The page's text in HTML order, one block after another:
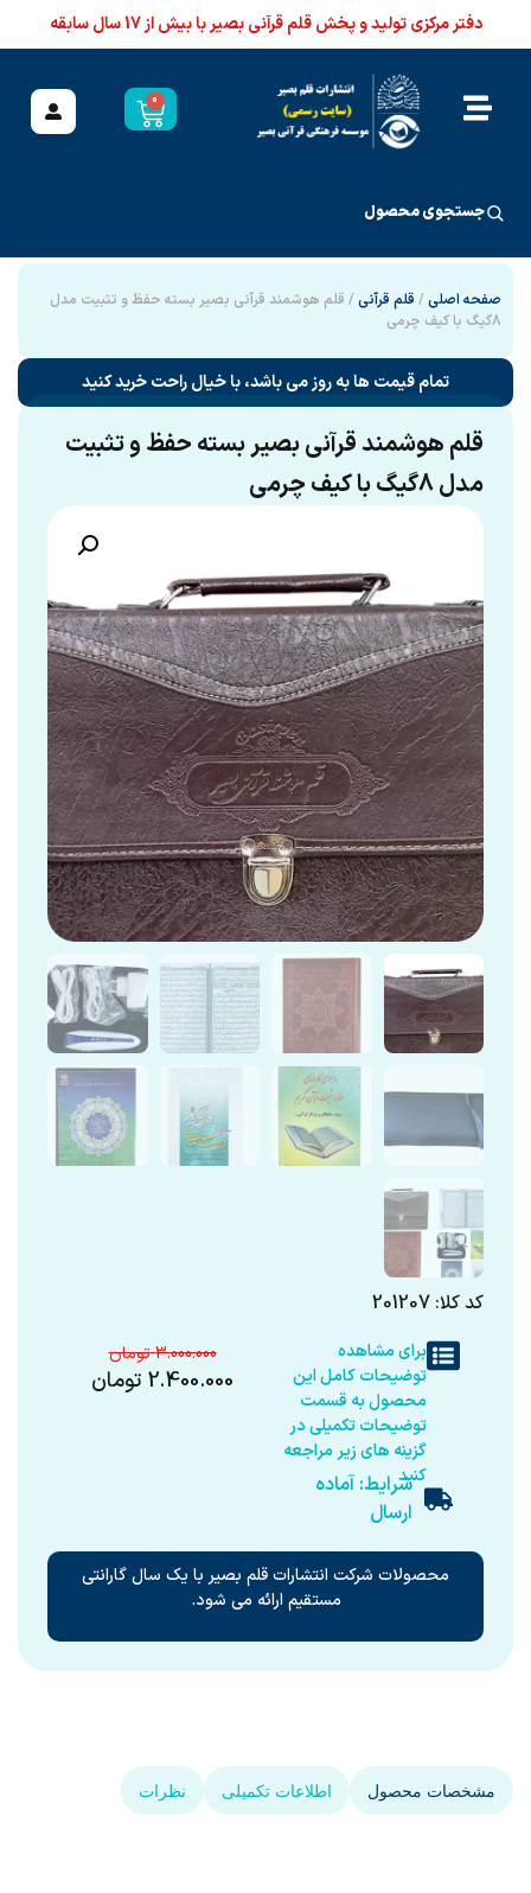
دفتر مرکزی تولید و پخش قلم قرآنی بصیر با بیش از 17 سال سابقه
0
جستجوی محصول
صفحه اصلی / قلم قرآنی / قلم هوشمند قرآنی بصیر بسته حفظ و تثبیت مدل
8گیگ با کیف چرمی
تمام قیمت ها به روز می باشد، با خیال راحت خرید کنید
قلم هوشمند قرآنی بصیر بسته حفظ و تثبیت
مدل 8گیگ با کیف چرمی
کد کلا: 201207
برای مشاهده
توضیحات کامل این
محصول به قسمت
توضیحات تکمیلی در
گزینه های زیر مراجعه
کنیدشرایط: آماده
ارسال
3.000.000
2.400.000 تومان
محصولات شرکت انتشارات قلم بصیر با یک سال گارانتی
مستقیم ارائه می شود.
مشخصات محصول اطلاعات تکمیلی نظرات